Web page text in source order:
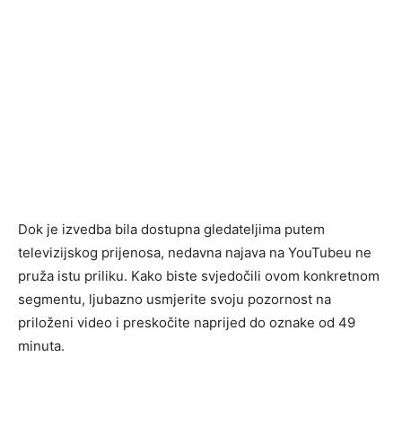
Dok je izvedba bila dostupna gledateljima putem
televizijskog prijenosa, nedavna najava na YouTubeu ne
pruža istu priliku. Kako biste svjedočili ovom konkretnom
segmentu, ljubazno usmjerite svoju pozornost na
priloženi video i preskočite naprijed do oznake od 49
minuta.